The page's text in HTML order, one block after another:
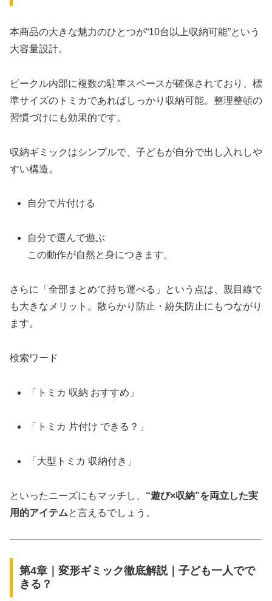
本商品の大きな魅力のひとつが“10台以上収納可能”という
大容量設計。
ビークル内部に複数の駐車スペースが確保されており、標
準サイズのトミカであればしっかり収納可能。整理整頓の
習慣づけにも効果的です。
収納ギミックはシンプルで、子どもが自分で出し入れしや
すい構造。
自分で片付ける
自分で選んで遊ぶ
この動作が自然と身につきます。
さらに「全部まとめて持ち運べる」という点は、親目線で
も大きなメリット。散らかり防止・紛失防止にもつながり
ます。
検索ワード
「トミカ 収納 おすすめ」
「トミカ 片付け できる？」
「大型トミカ 収納付き」
といったニーズにもマッチし、 “遊び×収納”を両立した実
用的アイテムと言えるでしょう。
第4章｜変形ギミック徹底解説｜子ども一人でで
きる？